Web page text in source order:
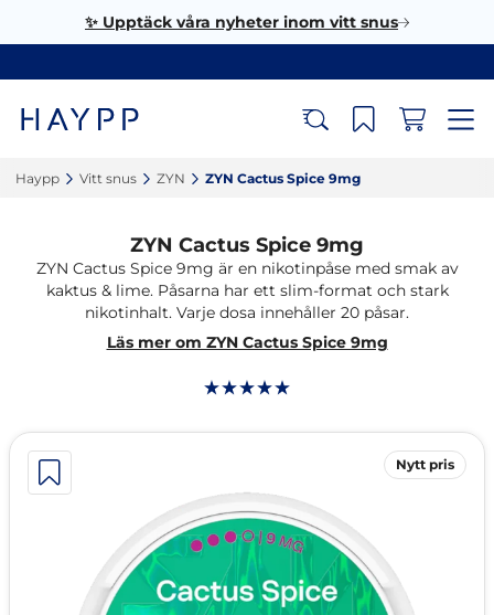
✨ Upptäck våra nyheter inom vitt snus
Haypp‎ Vitt snus‎ ZYN‎ ZYN Cactus Spice 9mg‎
Nytt pris
ZYN Cactus Spice 9mg
ZYN Cactus Spice 9mg är en nikotinpåse med smak av
kaktus & lime. Påsarna har ett slim-format och stark
nikotinhalt. Varje dosa innehåller 20 påsar.
Läs mer om ZYN Cactus Spice 9mg